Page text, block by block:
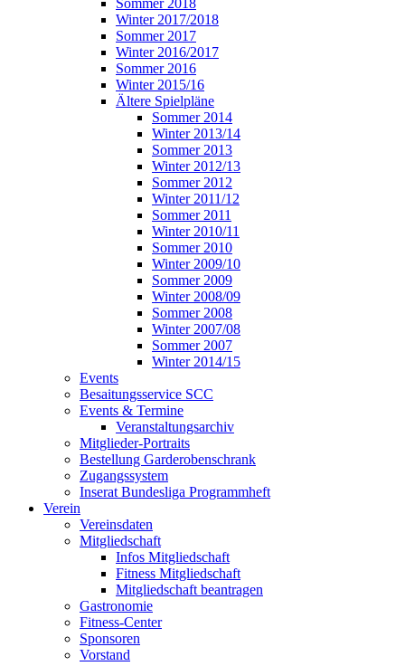
Winter 2017/2018
Sommer 2017
Winter 2016/2017
Sommer 2016
Winter 2015/16
Ältere Spielpläne
Sommer 2014
Winter 2013/14
Sommer 2013
Winter 2012/13
Sommer 2012
Winter 2011/12
Sommer 2011
Winter 2010/11
Sommer 2010
Winter 2009/10
Sommer 2009
Winter 2008/09
Sommer 2008
Winter 2007/08
Sommer 2007
Winter 2014/15
Events
Besaitungsservice SCC
Events & Termine
Veranstaltungsarchiv
Mitglieder-Portraits
Bestellung Garderobenschrank
Zugangssystem
Inserat Bundesliga Programmheft
Verein
Vereinsdaten
Mitgliedschaft
Infos Mitgliedschaft
Fitness Mitgliedschaft
Mitgliedschaft beantragen
Gastronomie
Fitness-Center
Sponsoren
Vorstand